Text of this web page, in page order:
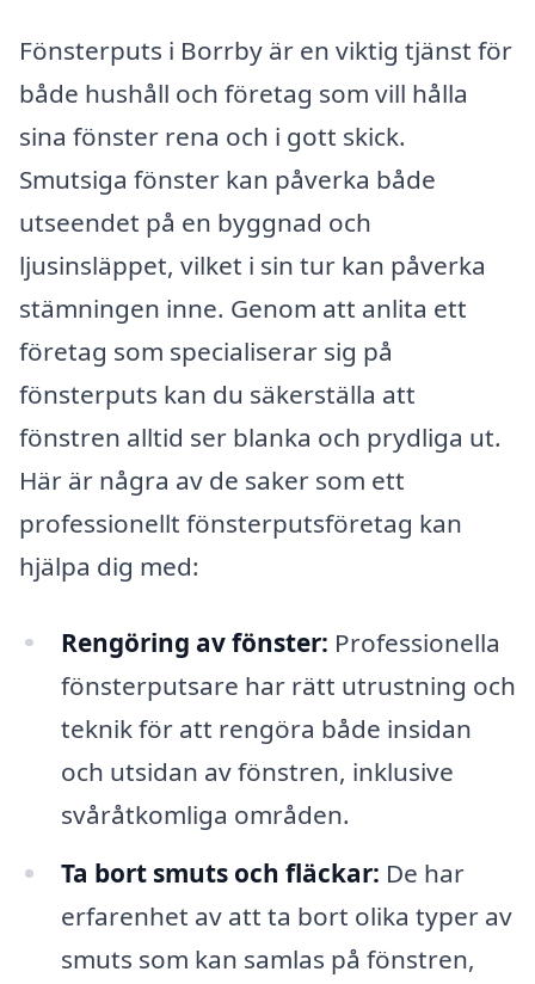
Fönsterputs i Borrby är en viktig tjänst för
både hushåll och företag som vill hålla
sina fönster rena och i gott skick.
Smutsiga fönster kan påverka både
utseendet på en byggnad och
ljusinsläppet, vilket i sin tur kan påverka
stämningen inne. Genom att anlita ett
företag som specialiserar sig på
fönsterputs kan du säkerställa att
fönstren alltid ser blanka och prydliga ut.
Här är några av de saker som ett
professionellt fönsterputsföretag kan
hjälpa dig med:
Rengöring av fönster: Professionella
fönsterputsare har rätt utrustning och
teknik för att rengöra både insidan
och utsidan av fönstren, inklusive
svåråtkomliga områden.
Ta bort smuts och fläckar: De har
erfarenhet av att ta bort olika typer av
smuts som kan samlas på fönstren,